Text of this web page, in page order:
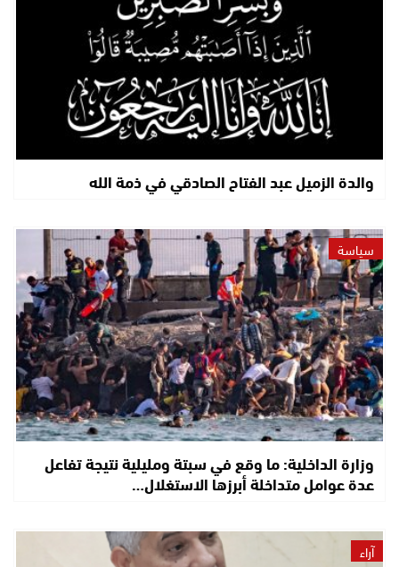
والدة الزميل عبد الفتاح الصادقي في ذمة الله
سياسة
وزارة الداخلية: ما وقع في سبتة ومليلية نتيجة تفاعل
عدة عوامل متداخلة أبرزها الاستغلال…
آراء